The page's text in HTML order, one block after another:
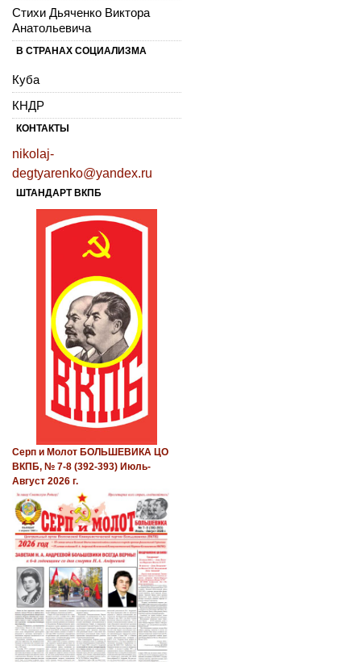
Стихи Дьяченко Виктора
Анатольевича
В СТРАНАХ СОЦИАЛИЗМА
Куба
КНДР
КОНТАКТЫ
nikolaj-
degtyarenko@yandex.ru
ШТАНДАРТ ВКПБ
Серп и Молот БОЛЬШЕВИКА ЦО
ВКПБ, № 7-8 (392-393) Июль-
Август 2026 г.